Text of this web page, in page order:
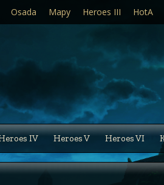
IV Heroes V Heroes VI
Osada Mapy Heroes III HotA